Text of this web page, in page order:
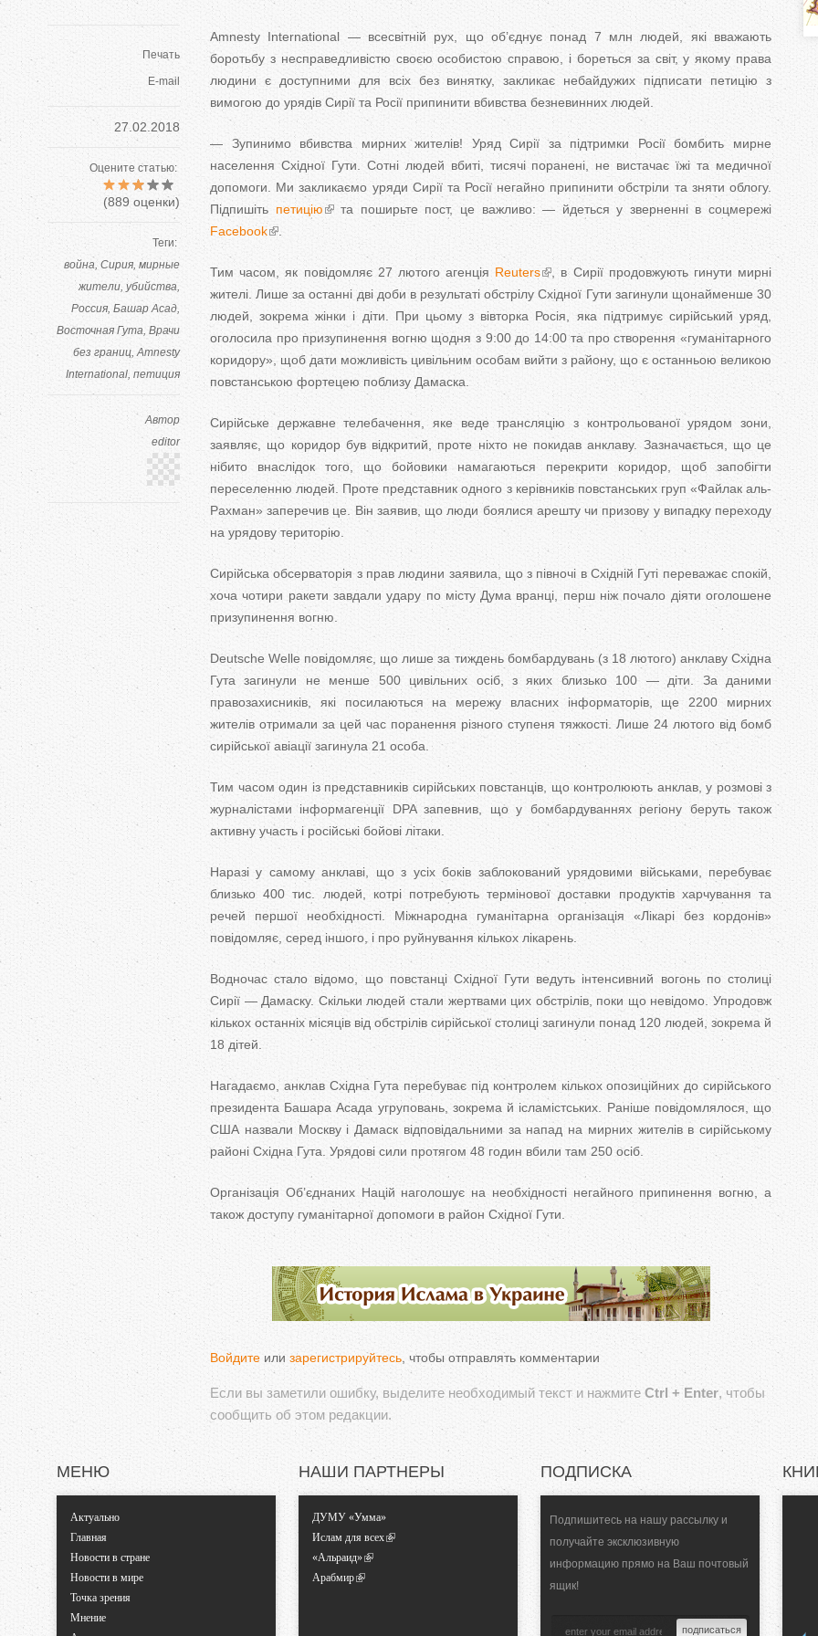
Печать
E-mail
27.02.2018
Оцените статью:
(889 оценки)
Теги:
война Сирия мирные
жители убийства
Россия Башар Асад
Восточная Гута Врачи
без границ Amnesty
International петиция
Автор
editor
Amnesty International — всесвітній рух, що об’єднує понад 7 млн людей, які вважають
боротьбу з несправедливістю своєю особистою справою, і бореться за світ, у якому права
людини є доступними для всіх без винятку, закликає небайдужих підписати петицію з
вимогою до урядів Сирії та Росії припинити вбивства безневинних людей.
— Зупинимо вбивства мирних жителів! Уряд Сирії за підтримки Росії бомбить мирне
населення Східної Гути. Сотні людей вбиті, тисячі поранені, не вистачає їжі та медичної
допомоги. Ми закликаємо уряди Сирії та Росії негайно припинити обстріли та зняти облогу.
Підпишіть петицію
та поширьте пост, це важливо: — йдеться у зверненні в соцмережі
Facebook
Тим часом, як повідомляє 27 лютого агенція Reuters
, в Сирії продовжують гинути мирні
жителі. Лише за останні дві доби в результаті обстрілу Східної Гути загинули щонайменше 30
людей, зокрема жінки і діти. При цьому з вівторка Росія, яка підтримує сирійський уряд,
оголосила про призупинення вогню щодня з 9:00 до 14:00 та про створення «гуманітарного
коридору», щоб дати можливість цивільним особам вийти з району, що є останньою великою
повстанською фортецею поблизу Дамаска.
Сирійське державне телебачення, яке веде трансляцію з контрольованої урядом зони,
заявляє, що коридор був відкритий, проте ніхто не покидав анклаву. Зазначається, що це
нібито внаслідок того, що бойовики намагаються перекрити коридор, щоб запобігти
переселенню людей. Проте представник одного з керівників повстанських груп «Файлак аль-
Рахман» заперечив це. Він заявив, що люди боялися арешту чи призову у випадку переходу
на урядову територію.
Сирійська обсерваторія з прав людини заявила, що з півночі в Східній Гуті переважає спокій,
хоча чотири ракети завдали удару по місту Дума вранці, перш ніж почало діяти оголошене
призупинення вогню.
Deutsche Welle повідомляє, що лише за тиждень бомбардувань (з 18 лютого) анклаву Східна
Гута загинули не менше 500 цивільних осіб, з яких близько 100 — діти. За даними
правозахисників, які посилаються на мережу власних інформаторів, ще 2200 мирних
жителів отримали за цей час поранення різного ступеня тяжкості. Лише 24 лютого від бомб
сирійської авіації загинула 21 особа.
Тим часом один із представників сирійських повстанців, що контролюють анклав, у розмові з
журналістами інформагенції DPA запевнив, що у бомбардуваннях регіону беруть також
активну участь і російські бойові літаки.
Наразі у самому анклаві, що з усіх боків заблокований урядовими військами, перебуває
близько 400 тис. людей, котрі потребують термінової доставки продуктів харчування та
речей першої необхідності. Міжнародна гуманітарна організація «Лікарі без кордонів»
повідомляє, серед іншого, і про руйнування кількох лікарень.
Водночас стало відомо, що повстанці Східної Гути ведуть інтенсивний вогонь по столиці
Сирії — Дамаску. Скільки людей стали жертвами цих обстрілів, поки що невідомо. Упродовж
кількох останніх місяців від обстрілів сирійської столиці загинули понад 120 людей, зокрема й
18 дітей.
Нагадаємо, анклав Східна Гута перебуває під контролем кількох опозиційних до сирійського
президента Башара Асада угруповань, зокрема й ісламістських. Раніше повідомлялося, що
США назвали Москву і Дамаск відповідальними за напад на мирних жителів в сирійському
районі Східна Гута. Урядові сили протягом 48 годин вбили там 250 осіб.
Організація Об’єднаних Націй наголошує на необхідності негайного припинення вогню, а
також доступу гуманітарної допомоги в район Східної Гути.
Войдите или зарегистрируйтесь, чтобы отправлять комментарии
Если вы заметили ошибку, выделите необходимый текст и нажмите Ctrl + Enter, чтобы
сообщить об этом редакции.
ь
е
а
к
МЕНЮ
Актуально
Главная
Новости в стране
Новости в мире
Точка зрения
Мнение
НАШИ ПАРТНЕРЫ
ДУМУ «Умма»
Ислам для всех
«Альраид»
Арабмир
ПОДПИСКА
Подпишитесь на нашу рассылку и
получайте эксклюзивную
информацию прямо на Ваш почтовый
ящик!